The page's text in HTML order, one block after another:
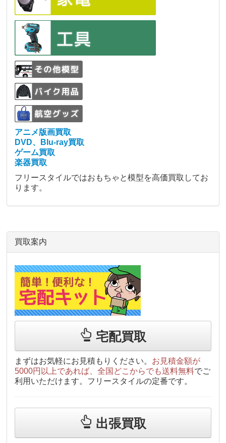
アニメ版画買取
DVD、Blu-ray買取
ゲーム買取
楽器買取
フリースタイルではおもちゃと模型を高価買取してお
ります。
買取案内
宅配買取
まずはお気軽にお見積もりください。 お見積金額が
5000円以上であれば、全国どこからでも送料無料でご
利用いただけます。フリースタイルの定番です。
出張買取